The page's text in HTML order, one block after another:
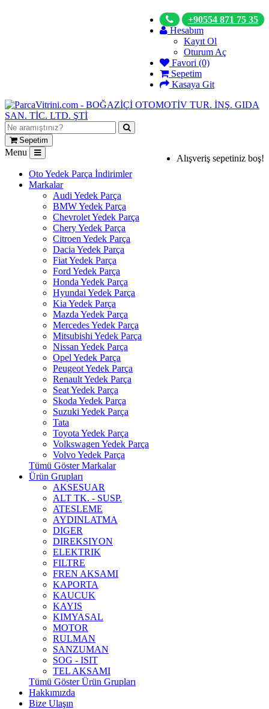
+90554 871 75 35
Hesabım
Kayıt Ol
Oturum Aç
Favori (0)
Sepetim
Kasaya Git
Sepetim
Alışveriş sepetiniz boş!
Menu
Oto Yedek Parça İndirimler
Markalar
Audi Yedek Parça
BMW Yedek Parça
Chevrolet Yedek Parça
Chery Yedek Parça
Citroen Yedek Parça
Dacia Yedek Parça
Fiat Yedek Parça
Ford Yedek Parça
Honda Yedek Parça
Hyundai Yedek Parça
Kia Yedek Parça
Mazda Yedek Parça
Mercedes Yedek Parça
Mitsubishi Yedek Parça
Nissan Yedek Parça
Opel Yedek Parça
Peugeot Yedek Parça
Renault Yedek Parça
Seat Yedek Parça
Skoda Yedek Parça
Suzuki Yedek Parça
Tata
Toyota Yedek Parça
Volkswagen Yedek Parça
Volvo Yedek Parça
Tümü Göster Markalar
Ürün Grupları
AKSESUAR
ALT TK. - SUSP.
ATESLEME
AYDINLATMA
DIGER
DIREKSIYON
ELEKTRIK
FILTRE
FREN AKSAMI
KAPORTA
KAUCUK
KAYIS
KIMYASAL
MOTOR
RULMAN
SANZUMAN
SOG - ISIT
TEL AKSAMI
Tümü Göster Ürün Grupları
Hakkımızda
Bize Ulaşın